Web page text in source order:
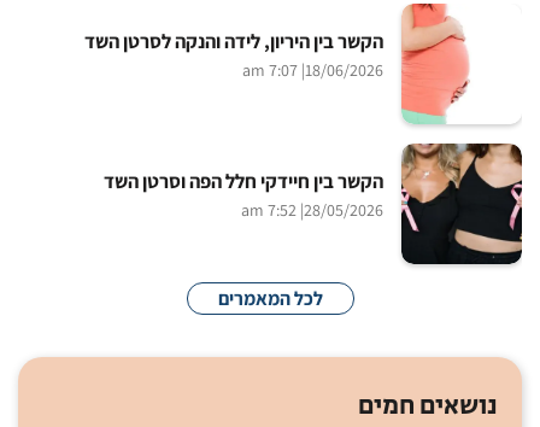
הקשר בין היריון, לידה והנקה לסרטן השד
18/06/2026
| 7:07 am
הקשר בין חיידקי חלל הפה וסרטן השד
28/05/2026
| 7:52 am
לכל המאמרים
נושאים חמים